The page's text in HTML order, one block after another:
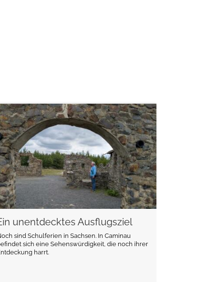
unentdecktes Ausflugsziel
sind Schulferien in Sachsen. In Caminau
sich eine Sehenswürdigkeit, die noch ihrer
harrt.
weiterlesen